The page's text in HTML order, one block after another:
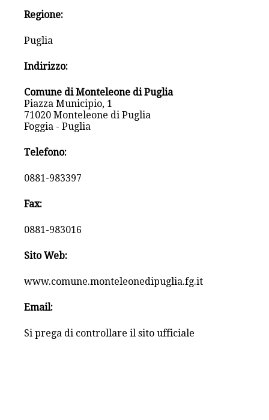
Regione:
Puglia
Indirizzo:
Comune di Monteleone di Puglia
Piazza Municipio, 1
71020 Monteleone di Puglia
Foggia - Puglia
Telefono:
0881-983397
Fax:
0881-983016
Sito Web:
www.comune.monteleonedipuglia.fg.it
Email:
Si prega di controllare il sito ufficiale